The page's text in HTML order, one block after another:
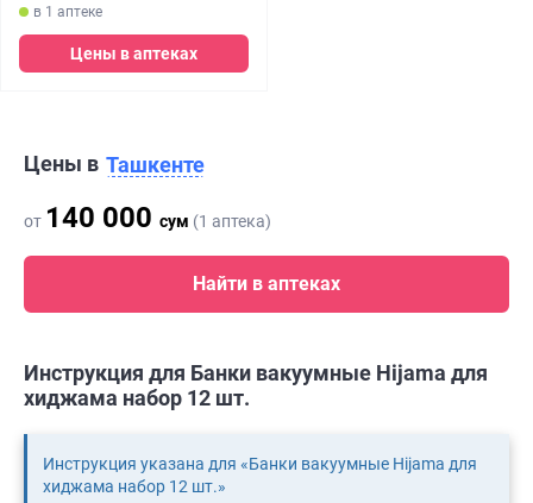
в 1 аптеке
Цены в аптеках
Цены в Ташкенте
от 140 000 сум (1 аптека)
Найти в аптеках
Инструкция для Банки вакуумные Hijama для
хиджама набор 12 шт.
Инструкция указана для «Банки вакуумные Hijama для
хиджама набор 12 шт.»